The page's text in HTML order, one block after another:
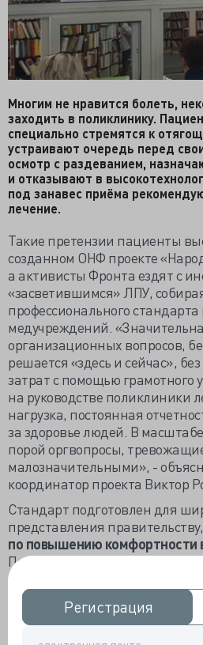
Регистрация
Регистрация
Многим не нравится болеть,
заходить в поликлинику.
специально стремятся к
устраивают очередь перед
осмотр с раздеванием,
и отказывают в
под занавес приёма
лечение.
Такие претензии пациенты
созданном ОНФ проекте
а активисты Фронта ездят с
«засветившимся» ЛПУ,
профессионального стандарта
медучреждений.
организационных вопросов,
решается «здесь и сейчас»,
затрат с помощью грамотного
на руководстве поликлиники
нагрузка, постоянная
за здоровье людей. В
порой оргвопросы,
малозначительными», -
координатор проекта Виктор
Стандарт подготовлен для
представления
по повышению комфортности
Прописаны в нём парковки,
в вестибюлях, внешний вид
конкретная ответственность
расписания, а также
предупреждение пациента